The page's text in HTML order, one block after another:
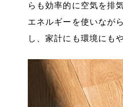
らも効率的に空気を排
エネルギーを使いなが
し、家計にも環境にも